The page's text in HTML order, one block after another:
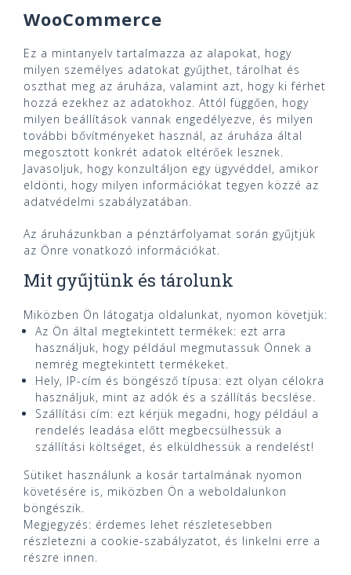
WooCommerce
Ez a mintanyelv tartalmazza az alapokat, hogy
milyen személyes adatokat gyűjthet, tárolhat és
oszthat meg az áruháza, valamint azt, hogy ki férhet
hozzá ezekhez az adatokhoz. Attól függően, hogy
milyen beállítások vannak engedélyezve, és milyen
további bővítményeket használ, az áruháza által
megosztott konkrét adatok eltérőek lesznek.
Javasoljuk, hogy konzultáljon egy ügyvéddel, amikor
eldönti, hogy milyen információkat tegyen közzé az
adatvédelmi szabályzatában.
Az áruházunkban a pénztárfolyamat során gyűjtjük
az Önre vonatkozó információkat.
Mit gyűjtünk és tárolunk
Miközben Ön látogatja oldalunkat, nyomon követjük:
Az Ön által megtekintett termékek: ezt arra
használjuk, hogy például megmutassuk Önnek a
nemrég megtekintett termékeket.
Hely, IP-cím és böngésző típusa: ezt olyan célokra
használjuk, mint az adók és a szállítás becslése.
Szállítási cím: ezt kérjük megadni, hogy például a
rendelés leadása előtt megbecsülhessük a
szállítási költséget, és elküldhessük a rendelést!
Sütiket használunk a kosár tartalmának nyomon
követésére is, miközben Ön a weboldalunkon
böngészik.
Megjegyzés: érdemes lehet részletesebben
részletezni a cookie-szabályzatot, és linkelni erre a
részre innen.